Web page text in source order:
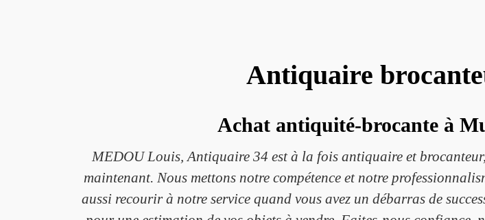
Antiquaire
Achat antiquité-brocante à
MEDOU Louis, Antiquaire 34 est à la fois antiquaire et
maintenant. Nous mettons notre compétence et notre
aussi recourir à notre service quand vous avez un débarras de